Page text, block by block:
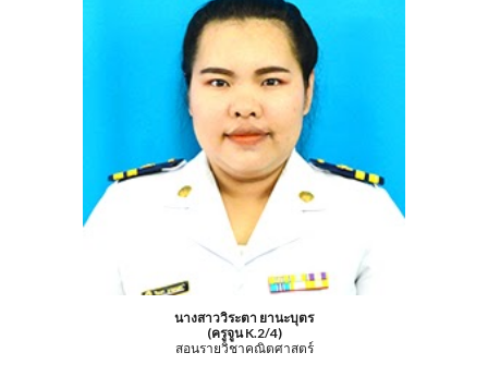
นางสาววิระตา ยานะบุตร
(ครูจูน K.2/4)
สอนรายวิชาคณิตศาสตร์